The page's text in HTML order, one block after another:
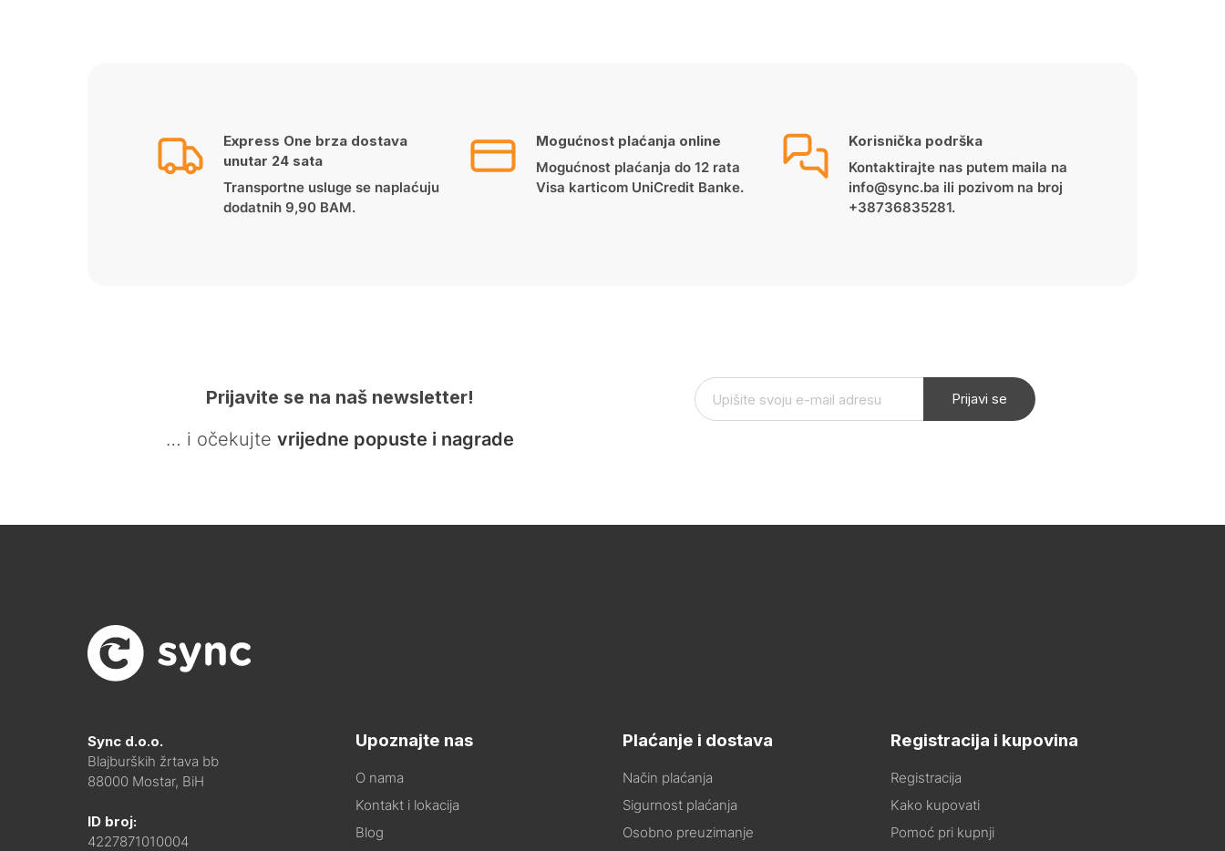
Express One brza dostava
unutar 24 sata
Transportne usluge se naplaćuju
dodatnih 9,90 BAM.
Mogućnost plaćanja online
Mogućnost plaćanja do 12 rata
Visa karticom UniCredit Banke.
Korisnička podrška
Kontaktirajte nas putem maila na
info@sync.ba ili pozivom na broj
+38736835281.
Prijavite se na naš newsletter!
… i očekujte vrijedne popuste i nagrade
Prijavi se
Sync d.o.o.
Blajburških žrtava bb
88000 Mostar, BiH
ID broj:
4227871010004
Upoznajte nas
O nama
Kontakt i lokacija
Blog
Plaćanje i dostava
Način plaćanja
Sigurnost plaćanja
Osobno preuzimanje
Registracija i kupovina
Registracija
Kako kupovati
Pomoć pri kupnji